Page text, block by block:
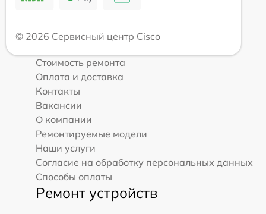
© 2026 Сервисный центр Cisco
Стоимость ремонта
Оплата и доставка
Контакты
Вакансии
О компании
Ремонтируемые модели
Наши услуги
Согласие на обработку персональных данных
Способы оплаты
Ремонт устройств